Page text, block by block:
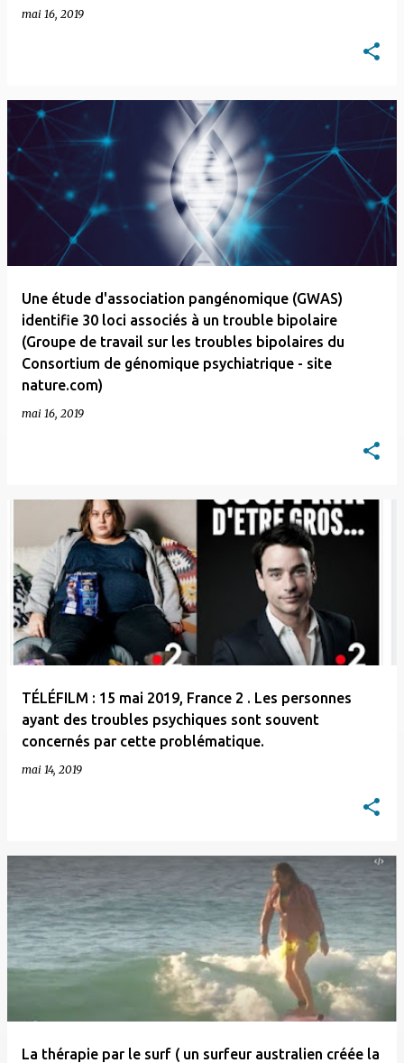
mai 16, 2019
Une étude d'association pangénomique (GWAS)
identifie 30 loci associés à un trouble bipolaire
(Groupe de travail sur les troubles bipolaires du
Consortium de génomique psychiatrique - site
nature.com)
mai 16, 2019
TÉLÉFILM : 15 mai 2019, France 2 . Les personnes
ayant des troubles psychiques sont souvent
concernés par cette problématique.
mai 14, 2019
La thérapie par le surf ( un surfeur australien créée la